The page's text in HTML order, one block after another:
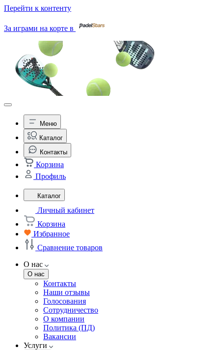
Перейти к контенту
За играми на корте в
Меню
Каталог
Контакты
Корзина
Профиль
Каталог
Личный кабинет
Корзина
Избранное
Сравнение товаров
О нас
О нас
Контакты
Наши отзывы
Голосования
Сотрудничество
О компании
Политика (ПД)
Вакансии
Услуги